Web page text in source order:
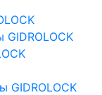
GIDROLOCK